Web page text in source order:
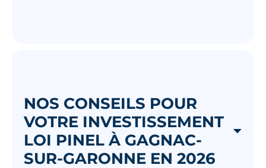
NOS CONSEILS POUR
VOTRE INVESTISSEMENT
LOI PINEL À GAGNAC-
SUR-GARONNE EN 2026